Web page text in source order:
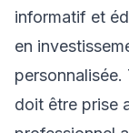
informatif et
en
personnalisée.
doit être prise